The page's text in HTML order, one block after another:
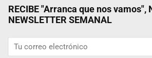
RECIBE "Arranca que nos vamos",
NEWSLETTER SEMANAL